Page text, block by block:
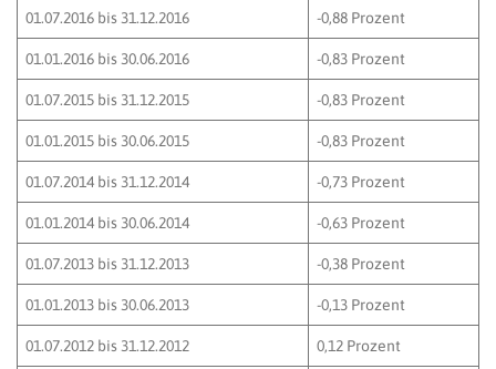
01.07.2016 bis 31.12.2016 -0,88 Prozent
01.01.2016 bis 30.06.2016 -0,83 Prozent
01.07.2015 bis 31.12.2015 -0,83 Prozent
01.01.2015 bis 30.06.2015 -0,83 Prozent
01.07.2014 bis 31.12.2014 -0,73 Prozent
01.01.2014 bis 30.06.2014 -0,63 Prozent
01.07.2013 bis 31.12.2013 -0,38 Prozent
01.01.2013 bis 30.06.2013 -0,13 Prozent
01.07.2012 bis 31.12.2012 0,12 Prozent